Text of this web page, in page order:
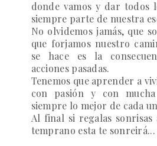
donde vamos y dar todos
siempre parte de nuestra
No olvidemos jamás, que
que forjamos nuestro
se hace es la
acciones pasadas.
Tenemos que aprender a
con pasión y con
siempre lo mejor de cada
Al final si regalas
temprano esta te sonreirá...